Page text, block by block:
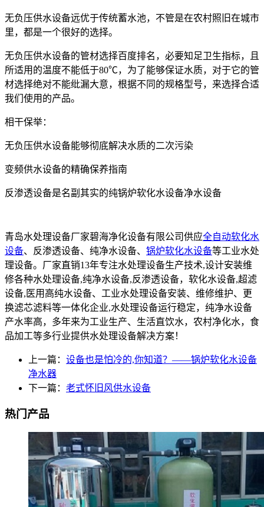
无负压供水设备远优于传统蓄水池，不管是在农村照旧在城市
里，都是一个很好的选择。
无负压供水设备的管材选择百度排名，必要知足卫生指标，且
所适用的温度不能低于80℃，为了能够保证水质，对于它的管
材选择绝对不能纰漏大意，根据不同的规格型号，来选择合适
我们使用的产品。
相干保举：
无负压供水设备能够彻底解决水质的二次污染
变频供水设备的精确保养指南
反渗透设备是名副其实的纯锅炉软化水设备净水设备
青岛水处理设备厂家碧海净化设备有限公司供应全自动软化水
设备、反渗透设备、纯净水设备、 锅炉软化水设备等工业水处
理设备。厂家直销13年专注水处理设备生产技术,设计安装维
修各种水处理设备,纯净水设备,反渗透设备，软化水设备,超滤
设备,医用高纯水设备、工业水处理设备安装、维修维护、更
换滤芯滤料等一体化企业,水处理设备运行稳定，纯净水设备
产水率高，多年来为工业生产、生活直饮水，农村净化水，食
品加工等多行业提供水处理设备解决方案！
上一篇： 设备也是怕冷的,你知道？——锅炉软化水设备
净水器
下一篇： 老式怀旧风供水设备
热门产品